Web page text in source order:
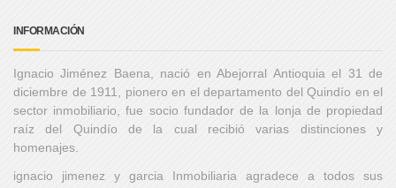
INFORMACIÓN
Ignacio Jiménez Baena, nació en Abejorral Antioquia el 31 de
diciembre de 1911, pionero en el departamento del Quindío en el
sector inmobiliario, fue socio fundador de la lonja de propiedad
raíz del Quindío de la cual recibió varias distinciones y
homenajes.
ignacio jimenez y garcia Inmobiliaria agradece a todos sus